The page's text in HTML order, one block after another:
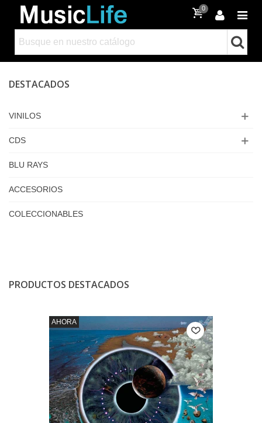
0
DESTACADOS
VINILOS
CDS
BLU RAYS
ACCESORIOS
COLECCIONABLES
PRODUCTOS DESTACADOS
AHORA